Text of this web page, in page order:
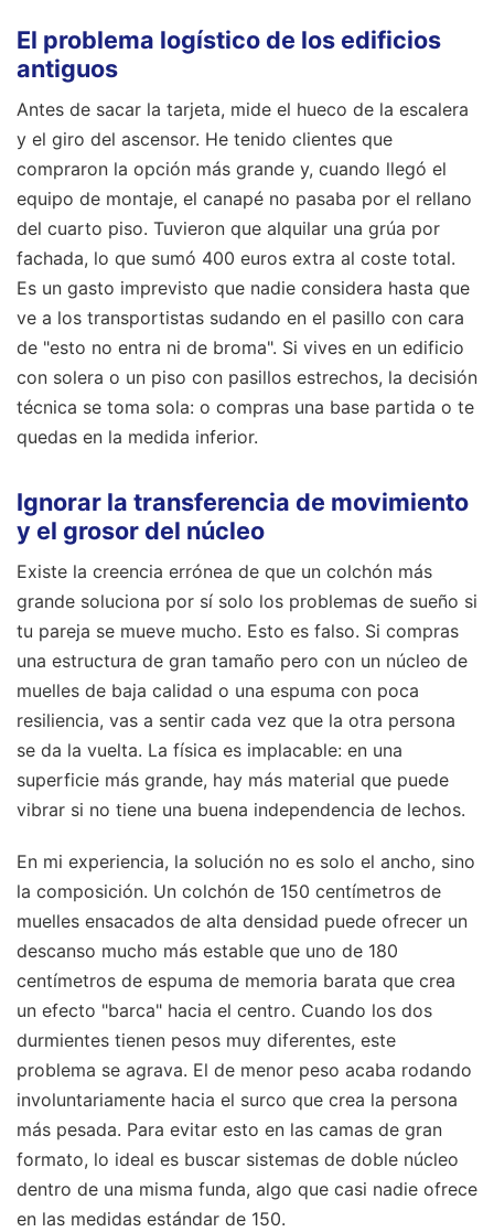
El problema logístico de los edificios
antiguos
Antes de sacar la tarjeta, mide el hueco de la escalera
y el giro del ascensor. He tenido clientes que
compraron la opción más grande y, cuando llegó el
equipo de montaje, el canapé no pasaba por el rellano
del cuarto piso. Tuvieron que alquilar una grúa por
fachada, lo que sumó 400 euros extra al coste total.
Es un gasto imprevisto que nadie considera hasta que
ve a los transportistas sudando en el pasillo con cara
de "esto no entra ni de broma". Si vives en un edificio
con solera o un piso con pasillos estrechos, la decisión
técnica se toma sola: o compras una base partida o te
quedas en la medida inferior.
Ignorar la transferencia de movimiento
y el grosor del núcleo
Existe la creencia errónea de que un colchón más
grande soluciona por sí solo los problemas de sueño si
tu pareja se mueve mucho. Esto es falso. Si compras
una estructura de gran tamaño pero con un núcleo de
muelles de baja calidad o una espuma con poca
resiliencia, vas a sentir cada vez que la otra persona
se da la vuelta. La física es implacable: en una
superficie más grande, hay más material que puede
vibrar si no tiene una buena independencia de lechos.
En mi experiencia, la solución no es solo el ancho, sino
la composición. Un colchón de 150 centímetros de
muelles ensacados de alta densidad puede ofrecer un
descanso mucho más estable que uno de 180
centímetros de espuma de memoria barata que crea
un efecto "barca" hacia el centro. Cuando los dos
durmientes tienen pesos muy diferentes, este
problema se agrava. El de menor peso acaba rodando
involuntariamente hacia el surco que crea la persona
más pesada. Para evitar esto en las camas de gran
formato, lo ideal es buscar sistemas de doble núcleo
dentro de una misma funda, algo que casi nadie ofrece
en las medidas estándar de 150.